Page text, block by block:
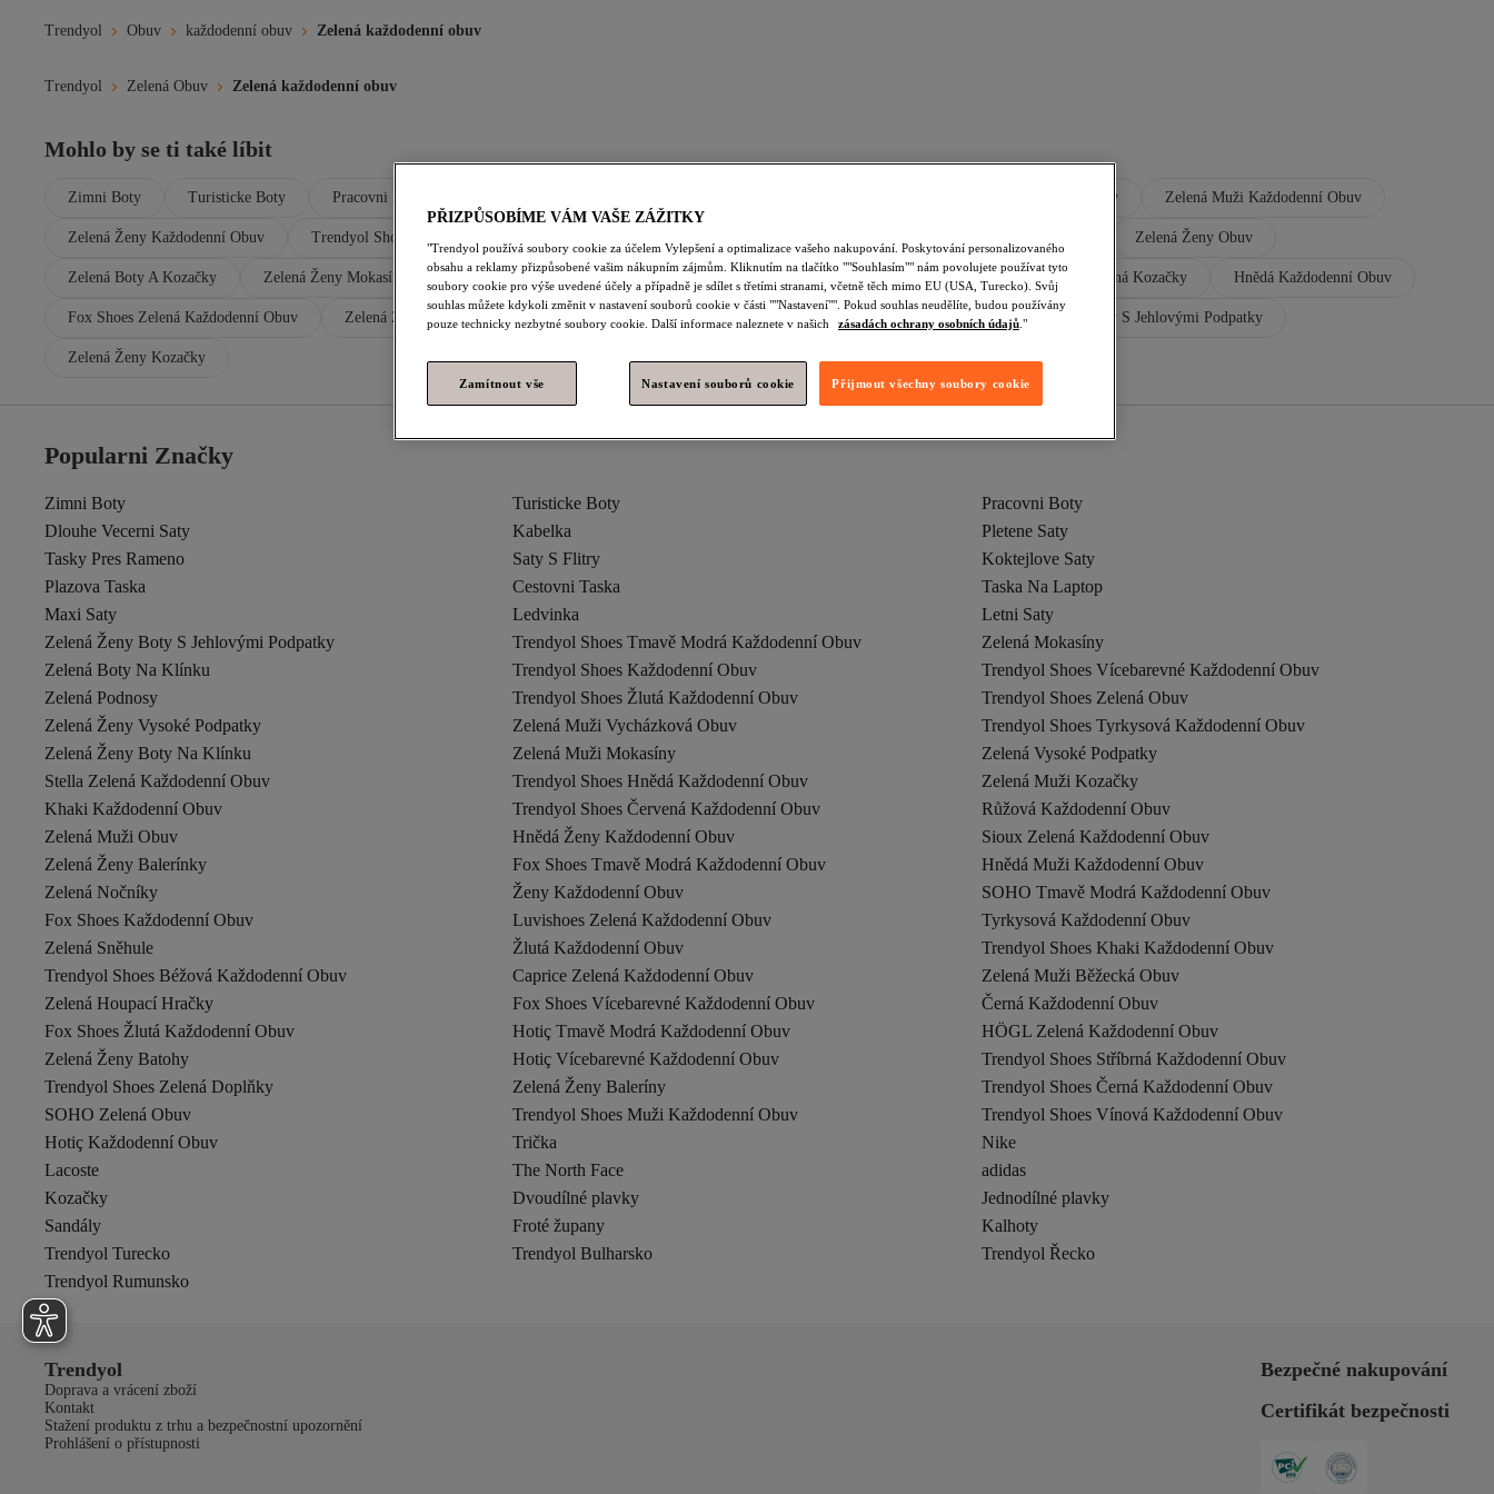
Trendyol Obuv každodenní obuv Zelená každodenní obuv
Trendyol Zelená Obuv Zelená každodenní obuv
Mohlo by se ti také líbit
Zimni Boty Turisticke Boty Pracovni Boty Saty S Flitry Zelená Muži Každodenní Obuv
Zelená Ženy Každodenní Obuv Trendyol Shoes Zelená Každodenní Obuv Zelená Ženy Obuv
Zelená Boty A Kozačky Zelená Ženy Mokasíny Zelená Běžecká Obuv Zelená Ženy Večerní Obuv Zelená Ženy Boty A Kozačky Zelená Kozačky Hnědá Každodenní Obuv
Fox Shoes Zelená Každodenní Obuv Zelená Ženy Vycházková Obuv Zelená Ženy Běžecká Obuv Zelená Muži Boty A Kozačky Zelená Boty S Jehlovými Podpatky
Zelená Ženy Kozačky
Popularni Značky
Zimni Boty Turisticke Boty
Pracovni Boty
Dlouhe Vecerni Saty
Kabelka
Pletene Saty
Tasky Pres Rameno
Saty S Flitry
Koktejlove Saty
Plazova Taska
Cestovni Taska
Taska Na Laptop
Maxi Saty
Ledvinka
Letni Saty
Zelená Ženy Boty S Jehlovými Podpatky
Trendyol Shoes Tmavě Modrá Každodenní Obuv
Zelená Mokasíny
Zelená Boty Na Klínku
Trendyol Shoes Každodenní Obuv
Trendyol Shoes Vícebarevné Každodenní Obuv
Zelená Podnosy
Trendyol Shoes Žlutá Každodenní Obuv
Trendyol Shoes Zelená Obuv
Zelená Ženy Vysoké Podpatky
Zelená Muži Vycházková Obuv
Trendyol Shoes Tyrkysová Každodenní Obuv
Zelená Ženy Boty Na Klínku
Zelená Muži Mokasíny
Zelená Vysoké Podpatky
Stella Zelená Každodenní Obuv
Trendyol Shoes Hnědá Každodenní Obuv
Zelená Muži Kozačky
Khaki Každodenní Obuv
Trendyol Shoes Červená Každodenní Obuv
Růžová Každodenní Obuv
Zelená Muži Obuv
Hnědá Ženy Každodenní Obuv
Sioux Zelená Každodenní Obuv
Zelená Ženy Balerínky
Fox Shoes Tmavě Modrá Každodenní Obuv
Hnědá Muži Každodenní Obuv
Zelená Nočníky
Ženy Každodenní Obuv
SOHO Tmavě Modrá Každodenní Obuv
Fox Shoes Každodenní Obuv
Luvishoes Zelená Každodenní Obuv
Tyrkysová Každodenní Obuv
Zelená Sněhule
Žlutá Každodenní Obuv
Trendyol Shoes Khaki Každodenní Obuv
Trendyol Shoes Béžová Každodenní Obuv
Caprice Zelená Každodenní Obuv
Zelená Muži Běžecká Obuv
Zelená Houpací Hračky
Fox Shoes Vícebarevné Každodenní Obuv
Černá Každodenní Obuv
Fox Shoes Žlutá Každodenní Obuv
Hotiç Tmavě Modrá Každodenní Obuv
HÖGL Zelená Každodenní Obuv
Zelená Ženy Batohy
Hotiç Vícebarevné Každodenní Obuv
Trendyol Shoes Stříbrná Každodenní Obuv
Trendyol Shoes Zelená Doplňky
Zelená Ženy Baleríny
Trendyol Shoes Černá Každodenní Obuv
SOHO Zelená Obuv
Trendyol Shoes Muži Každodenní Obuv
Trendyol Shoes Vínová Každodenní Obuv
Hotiç Každodenní Obuv
Trička
Nike
Lacoste
The North Face
adidas
Kozačky
Dvoudílné plavky
Jednodílné plavky
Sandály
Froté župany
Kalhoty
Trendyol Turecko
Trendyol Bulharsko
Trendyol Řecko
Trendyol Rumunsko
Trendyol
Doprava a vrácení zboží
Kontakt
Stažení produktu z trhu a bezpečnostní upozornění
Prohlášení o přístupnosti
Bezpečné nakupování
Certifikát bezpečnosti
PŘIZPŮSOBÍME VÁM VAŠE ZÁŽITKY
"Trendyol používá soubory cookie za účelem Vylepšení a optimalizace vašeho nakupování. Poskytování personalizovaného
obsahu a reklamy přizpůsobené vašim nákupním zájmům. Kliknutím na tlačítko ""Souhlasím"" nám povolujete používat tyto
soubory cookie pro výše uvedené účely a případně je sdílet s třetími stranami, včetně těch mimo EU (USA, Turecko). Svůj
souhlas můžete kdykoli změnit v nastavení souborů cookie v části ""Nastavení"". Pokud souhlas neudělíte, budou používány
pouze technicky nezbytné soubory cookie. Další informace naleznete v našich
zásadách ochrany osobních údajů ."
Zamítnout vše Nastavení souborů cookie Přijmout všechny soubory cookie